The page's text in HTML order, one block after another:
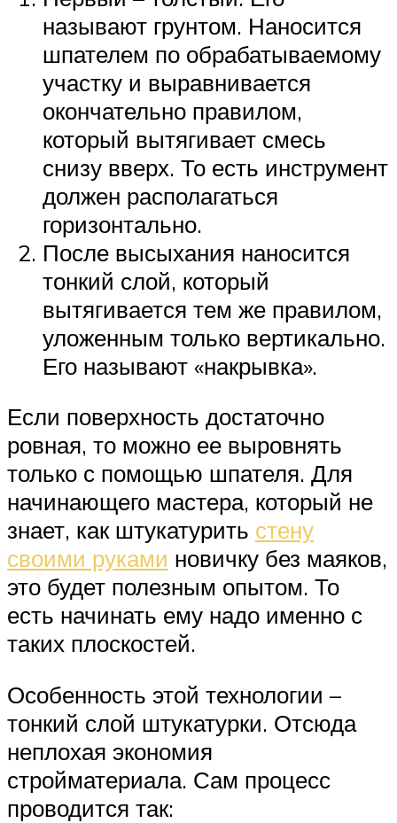
называют грунтом. Наносится
шпателем по обрабатываемому
участку и выравнивается
окончательно правилом,
который вытягивает смесь
снизу вверх. То есть инструмент
должен располагаться
горизонтально.
После высыхания наносится
тонкий слой, который
вытягивается тем же правилом,
уложенным только вертикально.
Его называют «накрывка».
Если поверхность достаточно
ровная, то можно ее выровнять
только с помощью шпателя. Для
начинающего мастера, который не
знает, как штукатурить стену
своими руками новичку без маяков,
это будет полезным опытом. То
есть начинать ему надо именно с
таких плоскостей.
Особенность этой технологии –
тонкий слой штукатурки. Отсюда
неплохая экономия
стройматериала. Сам процесс
проводится так: